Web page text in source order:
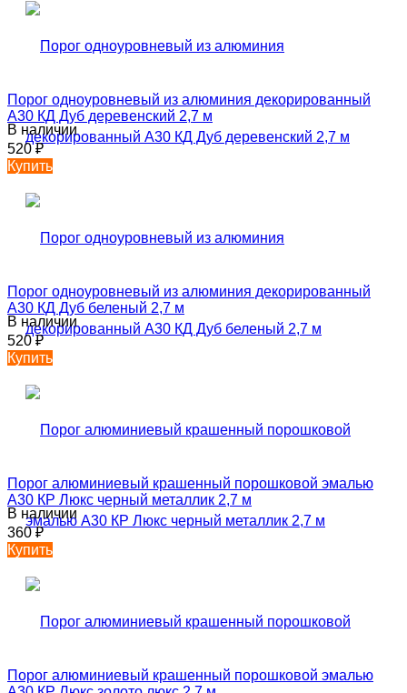
Порог одноуровневый из алюминия декорированный
А30 КД Дуб деревенский 2,7 м
В наличии
520₽
Купить
Порог одноуровневый из алюминия декорированный
А30 КД Дуб беленый 2,7 м
В наличии
520₽
Купить
Порог алюминиевый крашенный порошковой эмалью
А30 КР Люкс черный металлик 2,7 м
В наличии
360₽
Купить
Порог алюминиевый крашенный порошковой эмалью